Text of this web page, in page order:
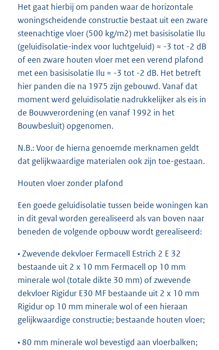
Het gaat hierbij om panden waar de horizontale
woningscheidende constructie bestaat uit een zware
steenachtige vloer (500 kg/m2) met basisisolatie Ilu
(geluidisolatie-index voor luchtgeluid) ≈ -3 tot -2 dB
of een zware houten vloer met een verend plafond
met een basisisolatie Ilu ≈ -3 tot -2 dB. Het betreft
hier panden die na 1975 zijn gebouwd. Vanaf dat
moment werd geluidisolatie nadrukkelijker als eis in
de Bouwverordening (en vanaf 1992 in het
Bouwbesluit) opgenomen.
N.B.: Voor de hierna genoemde merknamen geldt
dat gelijkwaardige materialen ook zijn toe-gestaan.
Houten vloer zonder plafond
Een goede geluidisolatie tussen beide woningen kan
in dit geval worden gerealiseerd als van boven naar
beneden de volgende opbouw wordt gerealiseerd:
• Zwevende dekvloer Fermacell Estrich 2 E 32
bestaande uit 2 x 10 mm Fermacell op 10 mm
minerale wol (totale dikte 30 mm) of zwevende
dekvloer Rigidur E30 MF bestaande uit 2 x 10 mm
Rigidur op 10 mm minerale wol of een hieraan
gelijkwaardige constructie; bestaande houten vloer;
• 80 mm minerale wol bevestigd aan vloerbalken;